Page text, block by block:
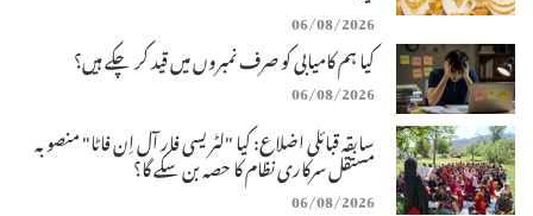
06/08/2026
کیا ہم کامیابی کو صرف نمبروں میں قید کر چکے ہیں؟
06/08/2026
سابقہ قبائلی اضلاع: کیا "لٹریسی فار آل اِن فاٹا" منصوبہ
مستقل سرکاری نظام کا حصہ بن سکے گا؟
06/08/2026